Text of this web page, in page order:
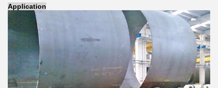
Application